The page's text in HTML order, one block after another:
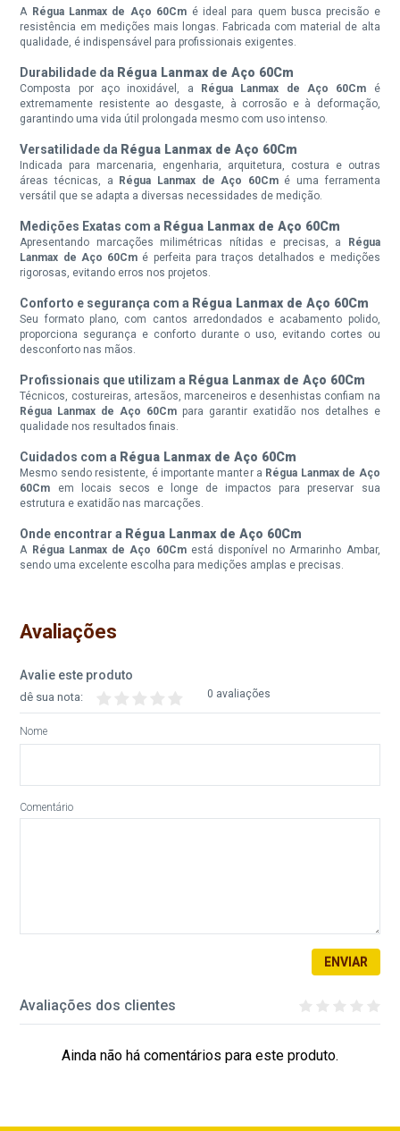
A Régua Lanmax de Aço 60Cm é ideal para quem busca precisão e
resistência em medições mais longas. Fabricada com material de alta
qualidade, é indispensável para profissionais exigentes.
Durabilidade da Régua Lanmax de Aço 60Cm
Composta por aço inoxidável, a Régua Lanmax de Aço 60Cm é
extremamente resistente ao desgaste, à corrosão e à deformação,
garantindo uma vida útil prolongada mesmo com uso intenso.
Versatilidade da Régua Lanmax de Aço 60Cm
Indicada para marcenaria, engenharia, arquitetura, costura e outras
áreas técnicas, a Régua Lanmax de Aço 60Cmé uma ferramenta
versátil que se adapta a diversas necessidades de medição.
Medições Exatas com a Régua Lanmax de Aço 60Cm
Apresentando marcações milimétricas nítidas e precisas, a
Régua
Lanmax de Aço 60Cm é perfeita para traços detalhados e medições
rigorosas, evitando erros nos projetos.
Conforto e segurança com a Régua Lanmax de Aço 60Cm
Seu formato plano, com cantos arredondados e acabamento polido,
proporciona segurança e conforto durante o uso, evitando cortes ou
desconforto nas mãos.
Profissionais que utilizam a Régua Lanmax de Aço 60Cm
Técnicos, costureiras, artesãos, marceneiros e desenhistas confiam na
Régua Lanmax de Aço 60Cm para garantir exatidão nos detalhes e
qualidade nos resultados finais.
Cuidados com a Régua Lanmax de Aço 60Cm
Mesmo sendo resistente, é importante manter a Régua Lanmax de Aço
60Cm em locais secos e longe de impactos para preservar sua
estrutura e exatidão nas marcações.
Onde encontrar a Régua Lanmax de Aço 60Cm
A Régua Lanmax de Aço 60Cmestá disponível no Armarinho Ambar,
sendo uma excelente escolha para medições amplas e precisas.
Avaliações
Avalie este produto
0 avaliações
dê sua nota:
Nome
Comentário
ENVIAR
Avaliações dos clientes
Ainda não há comentários para este produto.